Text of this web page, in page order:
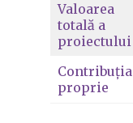
Valoarea
totală a
proiectului
Contribuția
proprie